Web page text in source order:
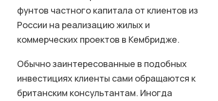
фунтов частного капитала от клиентов из
России на реализацию жилых и
коммерческих проектов в Кембридже.
Обычно заинтересованные в подобных
инвестициях клиенты сами обращаются к
британским консультантам. Иногда